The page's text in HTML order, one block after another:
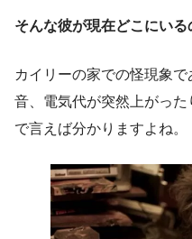
そんな彼が現在どこにいる
カイリーの家での怪現象
音、電気代が突然上がっ
で言えば分かりますよね。